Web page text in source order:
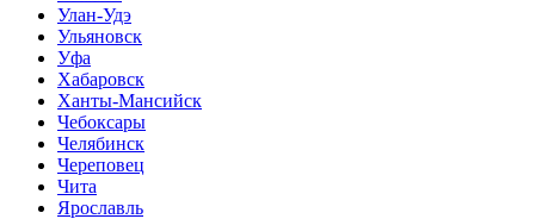
Улан-Удэ
Ульяновск
Уфа
Хабаровск
Ханты-Мансийск
Чебоксары
Челябинск
Череповец
Чита
Ярославль